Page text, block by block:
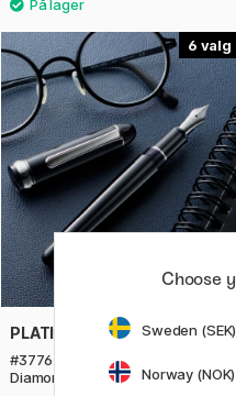
6
PLATINUM
#3776 Century Fyldepen Black
Diamond
Choose
Sweden (SEK)
Norway (NOK)